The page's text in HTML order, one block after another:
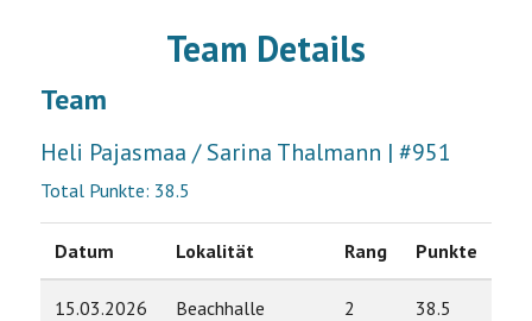
Team Details
Team
Heli Pajasmaa / Sarina Thalmann | #951
Total Punkte: 38.5
Datum Lokalität Rang Punkte
15.03.2026
Beachhalle
2 38.5